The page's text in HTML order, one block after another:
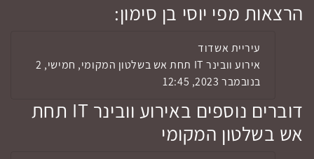
הרצאות מפי יוסי בן סימון:
עיריית אשדוד
אירוע וובינר IT תחת אש בשלטון המקומי, חמישי, 2
בנובמבר 2023, 12:45
דוברים נוספים באירוע וובינר IT תחת
אש בשלטון המקומי